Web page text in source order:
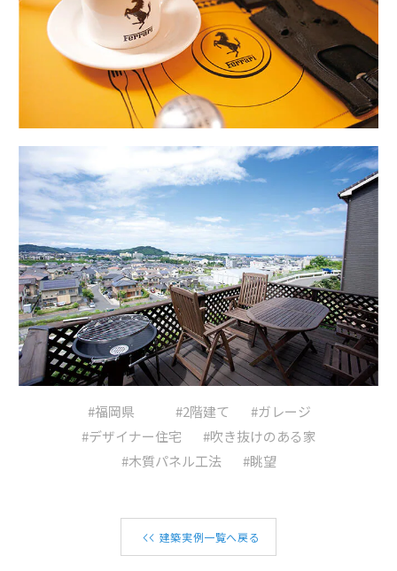
#福岡県 #2階建て
#ガレージ
#デザイナー住宅
#吹き抜けのある家
#木質パネル工法
#眺望
建築実例一覧へ戻る